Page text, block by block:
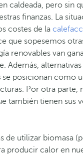
caldeada, pero sin
finanzas. La
costes de la
que sopesemos
renovables van
Además,
se posicionan como
Por otra parte,
también tienen sus
de utilizar biomasa
producir calor en